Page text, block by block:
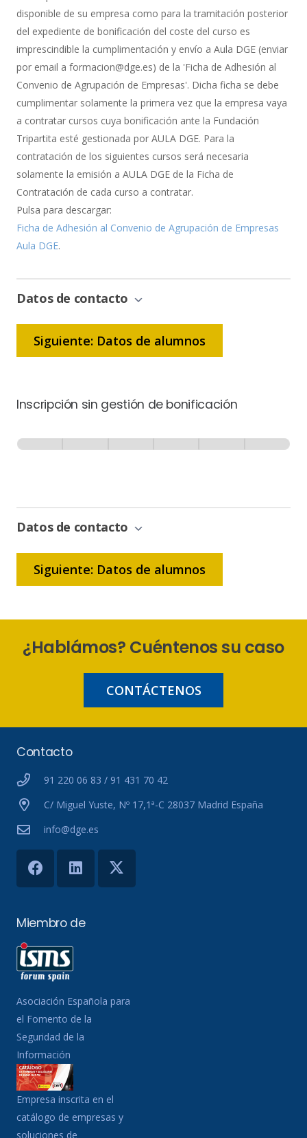
Bonificación
disponible de su empresa como para la tramitación posterior
del expediente de bonificación del coste del curso es
imprescindible la cumplimentación y envío a Aula DGE (enviar
por email a formacion@dge.es) de la 'Ficha de Adhesión al
Convenio de Agrupación de Empresas'. Dicha ficha se debe
cumplimentar solamente la primera vez que la empresa vaya
a contratar cursos cuya bonificación ante la Fundación
Tripartita esté gestionada por AULA DGE. Para la
contratación de los siguientes cursos será necesaria
solamente la emisión a AULA DGE de la Ficha de
Contratación de cada curso a contratar.
Pulsa para descargar:
Ficha de Adhesión al Convenio de Agrupación de Empresas
Aula DGE.
Datos de contacto
Siguiente: Datos de alumnos
Inscripción sin gestión de bonificación
-
Bonificación
Datos de contacto
Siguiente: Datos de alumnos
¿Hablámos? Cuéntenos su caso
CONTÁCTENOS
Contacto
91 220 06 83 / 91 431 70 42
C/ Miguel Yuste, Nº 17,1ª-C 28037 Madrid España
info@dge.es
Miembro de
Asociación Española para
el Fomento de la
Seguridad de la
Información
Empresa inscrita en el
catálogo de empresas y
soluciones de